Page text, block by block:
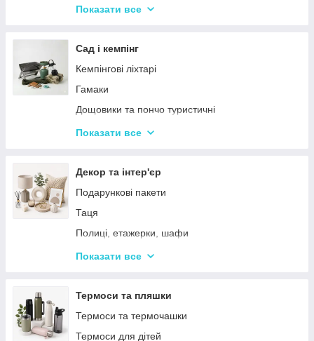
Косметичні дзеркала
Стайлери
Плойки
Машинки для стриження
Воскоплави
Лампи для манікюр
Електробритви
Фени
Гофре та випрямлячі для волосся
Ручні масажери для тіла
Показати все
Сад і кемпінг
Кемпінгові ліхтарі
Гамаки
Дощовики та пончо туристичні
Садове освітлення
Термосумки
Туристичні інструменти та набори
Туристичні нагрівачі
Туристичні плити
Аксесуари
Мангали
Набори для пікніка
Туристичні килимки
Показати все
Декор та інтер'єр
Подарункові пакети
Таця
Полиці, етажерки, шафи
Серветки сервірувальні
Сміттєві відра
Новогодний декор
Декоративні таці
Показати все
Термоси та пляшки
Термоси та термочашки
Термоси для дітей